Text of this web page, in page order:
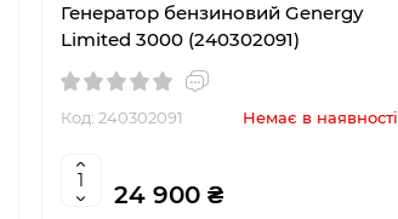
Генератор бензиновий Genergy
Limited 3000 (240302091)
Код: 240302091 Немає в наявності
24 900 ₴